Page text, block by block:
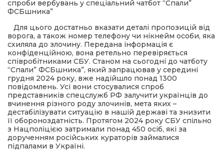
спроби вербувань у спеціальний чатбот “Спали”
ФСБшника”
Для цього достатньо вказати деталі пропозицій від
ворога, а також номер телефону чи нікнейм особи, яка
схиляла до злочину. Передана інформація є
конфіденційною, вона ретельно перевіряється
співробітниками СБУ. Станом на сьогодні до чатботу
“Спали” ФСБшника”, який запрацював у середині
грудня 2024 року, вже надійшло понад 1300
повідомлень. Усі вони стосувалися спроб
представників спецслужб РФ залучити українців до
вчинення різного роду злочинів, мета яких –
дестабілізувати ситуацію в нашій державі та знизити
її обороноздатність. Протягом 2024 року СБУ спільно
з Нацполіцією затримали понад 450 осіб, які за
дорученням російських кураторів займалися
підпалами в Україні.